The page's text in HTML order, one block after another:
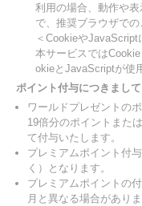
利用の場合、動作や
で、推奨ブラウザでの
＜CookieやJavaScript
本サービスでは
okieとJavaScriptが使
ポイント付与につきまして
ワールドプレゼントの
19倍分のポイントまた
て付与いたします。
プレミアムポイント付
く）となります。
プレミアムポイントの
月と異なる場合があり